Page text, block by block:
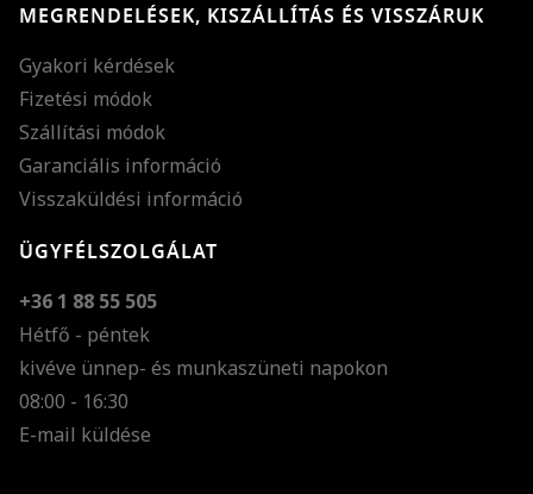
MEGRENDELÉSEK, KISZÁLLÍTÁS ÉS VISSZÁRUK
Gyakori kérdések
Fizetési módok
Szállítási módok
Garanciális információ
Visszaküldési információ
ÜGYFÉLSZOLGÁLAT
+36 1 88 55 505
Hétfő - péntek
kivéve ünnep- és munkaszüneti napokon
08:00 - 16:30
E-mail küldése